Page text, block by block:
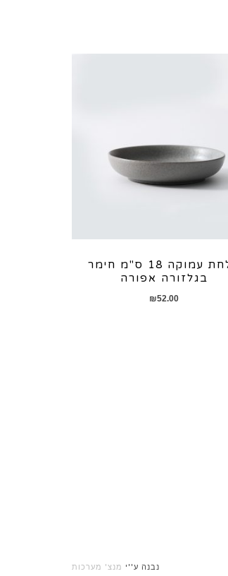
צלחת עמוקה 18 ס"מ חימר
בגלזורה אפורה
₪52.00
נבנה ע''י מנצ' מערכות